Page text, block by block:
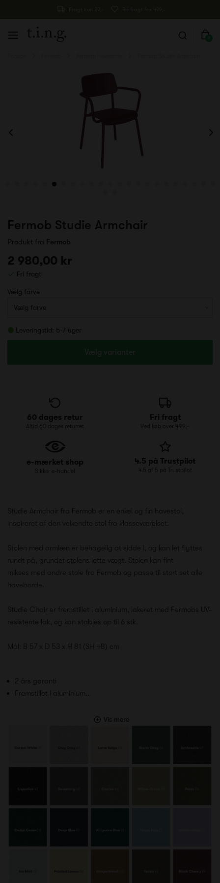
0
Fermob Studie Armchair
Produkt fra Fermob
2 980,00 kr
Fri fragt
Vælg farve
Leveringstid: 5-7 uger
Vælg varianter
60 dages retur
Altid 60 dages returret
Fri fragt
Ved køb over 499,-
e-mærket shop
Sikker e-handel
4.5 på Trustpilot
4.5 af 5 på Trustpilot
Studie Armchair fra Fermob er en enkel og fin havestol,
inspireret af den velkendte stol fra klasseværelset.
Stolen med armlæn er behagelig at sidde i, og kan let flyttes
rundt på, grundet stolens lette vægt. Stolen kan fint
mikses med andre stole fra Fermob og passe til stort set alle
haveborde.
Studie Chair er fremstillet i aluminium, lakeret med Fermobs UV-
resistente lak, og kan stables op til 6 stk.
Mål: B 57 x D 53 x H 81 (SH 48) cm
2 års garanti
Fremstillet i aluminium…
Vis mere